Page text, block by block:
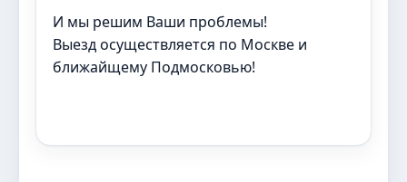
И мы решим Ваши проблемы!
Выезд осуществляется по Москве и
ближайщему Подмосковью!